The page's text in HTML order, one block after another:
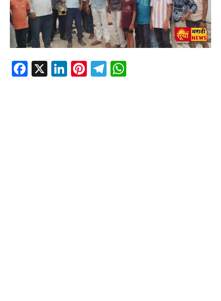
Facebook
X LinkedIn
Pinterest
Telegram